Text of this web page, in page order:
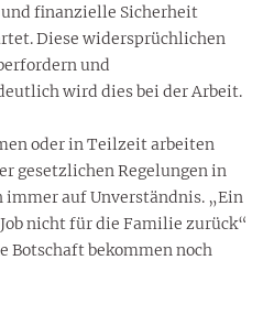
finanzielle Sicherheit
Diese widersprüchlichen
und
wird dies bei der Arbeit.
oder in Teilzeit arbeiten
gesetzlichen Regelungen in
immer auf Unverständnis. „Ein
nicht für die Familie zurück“
Botschaft bekommen noch